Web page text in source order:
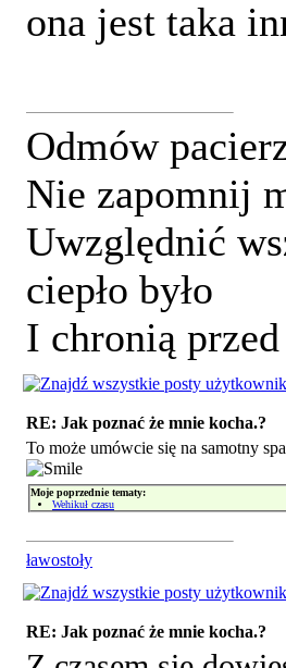
ona jest taka
Odmów
Nie zapomnij
Uwzględnić
ciepło było
I chronią
RE: Jak poznać że mnie kocha.?
To może umówcie się na samotny
Moje poprzednie tematy:
Wehikuł czasu
ławostoły
RE: Jak poznać że mnie kocha.?